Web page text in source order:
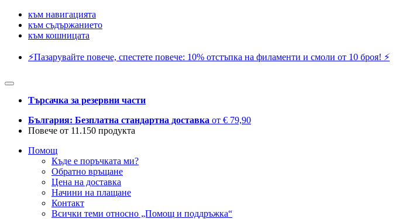
към навигацията
към съдържанието
към кошницата
⚡️Пазарувайте повече, спестете повече: 10% отстъпка на филаменти и смоли от 10 броя! ⚡️
Търсачка за резервни части
България: Безплатна стандартна доставка от € 79,90
Повече от 11.150 продукта
Помощ
Къде е поръчката ми?
Обратно връщане
Цена на доставка
Начини на плащане
Контакт
Всички теми относно „Помощ и поддръжка“